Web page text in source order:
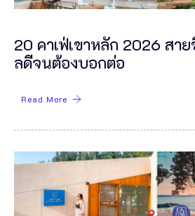
20 คาเฟ่เขาหลัก 2026 สา
ลดีจนต้องบอกต่อ
Read More